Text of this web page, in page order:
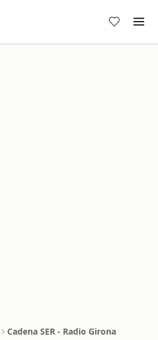
Cadena SER - Radio Girona